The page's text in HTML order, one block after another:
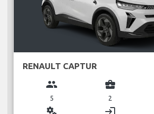
RENAULT CAPTUR
group
5
business_center
2
miscellaneous_services login